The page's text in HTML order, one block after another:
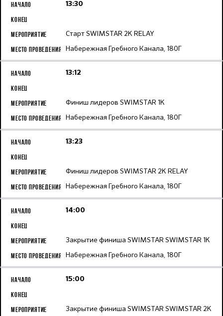
13:30
Старт SWIMSTAR 2K RELAY
Набережная Гребного Канала, 180Г
13:12
Финиш лидеров SWIMSTAR 1K
Набережная Гребного Канала, 180Г
13:23
Финиш лидеров SWIMSTAR 2K RELAY
Набережная Гребного Канала, 180Г
14:00
Закрытие финиша SWIMSTAR SWIMSTAR 1K
Набережная Гребного Канала, 180Г
15:00
Закрытие финиша SWIMSTAR SWIMSTAR 2K